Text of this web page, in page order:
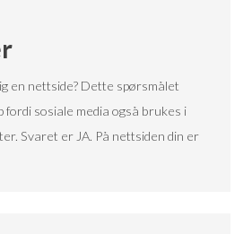
en nettside? Dette spørsmålet
sosiale media også brukes i
Svaret er JA. På nettsiden din er